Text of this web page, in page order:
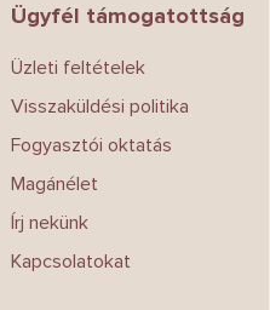
Ügyfél támogatottság
Üzleti feltételek
Visszaküldési politika
Fogyasztói oktatás
Magánélet
Írj nekünk
Kapcsolatokat